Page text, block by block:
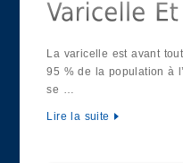
La varicelle est avant
95 % de la population à
se …
Lire la suite